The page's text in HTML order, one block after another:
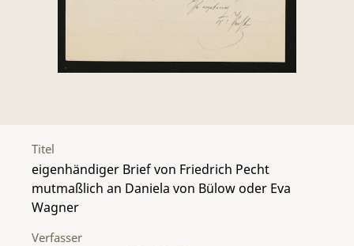
Titel
eigenhändiger Brief von Friedrich Pecht
mutmaßlich an Daniela von Bülow oder Eva
Wagner
Verfasser